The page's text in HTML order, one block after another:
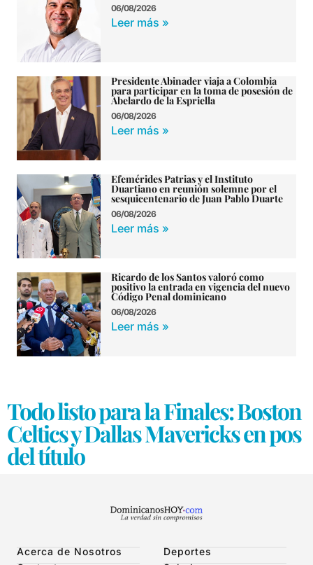
06/08/2026
Leer más »
Presidente Abinader viaja a Colombia
para participar en la toma de posesión de
Abelardo de la Espriella
06/08/2026
Leer más »
Efemérides Patrias y el Instituto
Duartiano en reunión solemne por el
sesquicentenario de Juan Pablo Duarte
06/08/2026
Leer más »
Ricardo de los Santos valoró como
positivo la entrada en vigencia del nuevo
Código Penal dominicano
06/08/2026
Leer más »
Todo listo para la Finales: Boston
Celtics y Dallas Mavericks en pos
del título
Acerca de Nosotros
Deportes